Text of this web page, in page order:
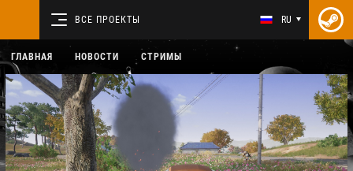
ВСЕ ПРОЕКТЫ RU
ГЛАВНАЯ НОВОСТИ СТРИМЫ